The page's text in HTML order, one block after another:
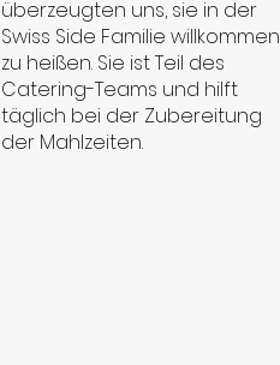
überzeugten uns, sie in der
Swiss Side Familie willkommen
zu heißen. Sie ist Teil des
Catering-Teams und hilft
täglich bei der Zubereitung
der Mahlzeiten.